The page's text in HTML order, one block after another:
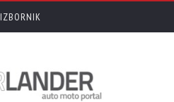
IZBORNIK